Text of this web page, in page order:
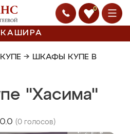
0
КАШИРА
→ ШКАФЫ КУПЕ В
"Хасима"
0.0 (0 голосов)